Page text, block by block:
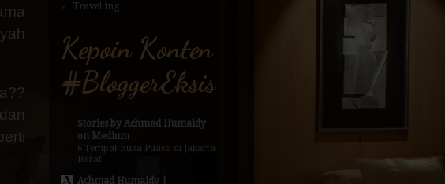
Travelling
Kepoin Konten
#BloggerEksis
Stories by Achmad Humaidy
on Medium
6 Tempat Buka Puasa di Jakarta
Barat
Achmad Humaidy |